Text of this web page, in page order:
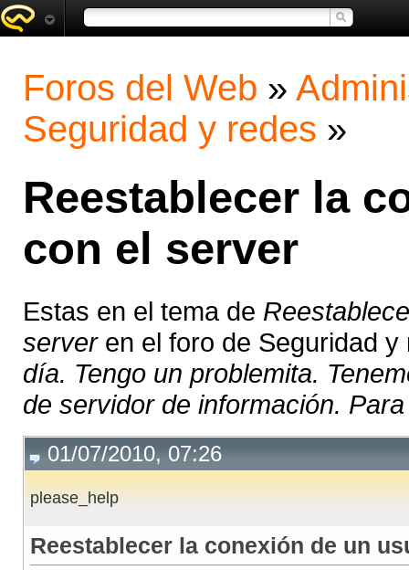
Foros del Web »
Seguridad y redes »
Reestablecer la
con el server
Estas en el tema de
serveren el foro de Seguridad
día. Tengo un problemita.
de servidor de información.
01/07/2010, 07:26
please_help
Reestablecer la conexión de un